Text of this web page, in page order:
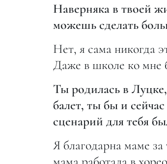
Наверняка в твоей
можешь сделать
Нет, я сама никогда
Даже в школе ко мне
Ты родилась в
балет, ты бы и
сценарий для тебя
Я благодарна маме